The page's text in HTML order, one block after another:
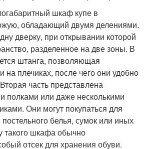
шкаф купе в
обладающий двумя делениями.
дверку, при открывании которой
разделенное на две зоны. В
штанга, позволяющая
на плечиках, после чего они удобно
часть представлена
полками или даже несколькими
Они могут покупаться для
белья, сумок или иных
такого шкафа обычно
отсек для хранения обуви.